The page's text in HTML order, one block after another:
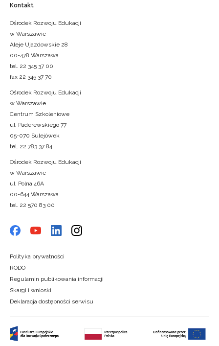
Kontakt
Ośrodek Rozwoju Edukacji
w Warszawie
Aleje Ujazdowskie 28
00-478 Warszawa
tel. 22 345 37 00
fax 22 345 37 70
Ośrodek Rozwoju Edukacji
w Warszawie
Centrum Szkoleniowe
ul. Paderewskiego 77
05-070 Sulejówek
tel. 22 783 37 84
Ośrodek Rozwoju Edukacji
w Warszawie
ul. Polna 46A
00-644 Warszawa
tel. 22 570 83 00
Polityka prywatności
RODO
Regulamin publikowania informacji
Skargi i wnioski
Deklaracja dostępności serwisu